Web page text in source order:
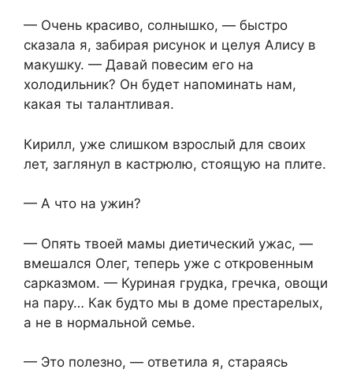
— Очень красиво, солнышко, — быстро
сказала я, забирая рисунок и целуя Алису в
макушку. — Давай повесим его на
холодильник? Он будет напоминать нам,
какая ты талантливая.
Кирилл, уже слишком взрослый для своих
лет, заглянул в кастрюлю, стоящую на плите.
— А что на ужин?
— Опять твоей мамы диетический ужас, —
вмешался Олег, теперь уже с откровенным
сарказмом. — Куриная грудка, гречка, овощи
на пару… Как будто мы в доме престарелых,
а не в нормальной семье.
— Это полезно, — ответила я, стараясь